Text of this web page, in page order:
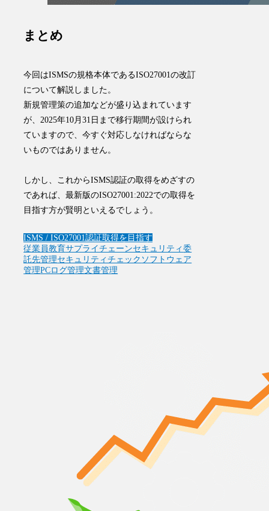
まとめ
今回はISMSの規格本体であるISO27001の改訂
について解説しました。
新規管理策の追加などが盛り込まれています
が、2025年10月31日まで移行期間が設けられ
ていますので、今すぐ対応しなければならな
いものではありません。
しかし、 これからISMS認証の取得をめざすの
であれば、最新版のISO27001:2022での取得を
目指す方が賢明といえるでしょう 。
ISMS / ISO27001認証取得を目指す
従業員教育サプライチェーンセキュリティ委
託先管理セキュリティチェック ソフトウェア
管理PCログ管理文書管理